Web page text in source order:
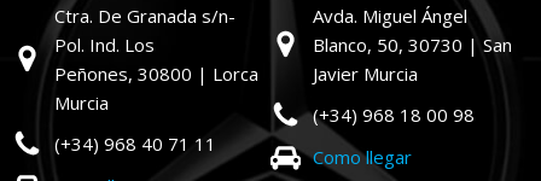
Ctra. De Granada s/n-
Pol. Ind. Los
Peñones, 30800 | Lorca
Murcia
(+34) 968 40 71 11
Avda. Miguel Ángel
Blanco, 50, 30730 | San
Javier Murcia
(+34) 968 18 00 98
Como llegar